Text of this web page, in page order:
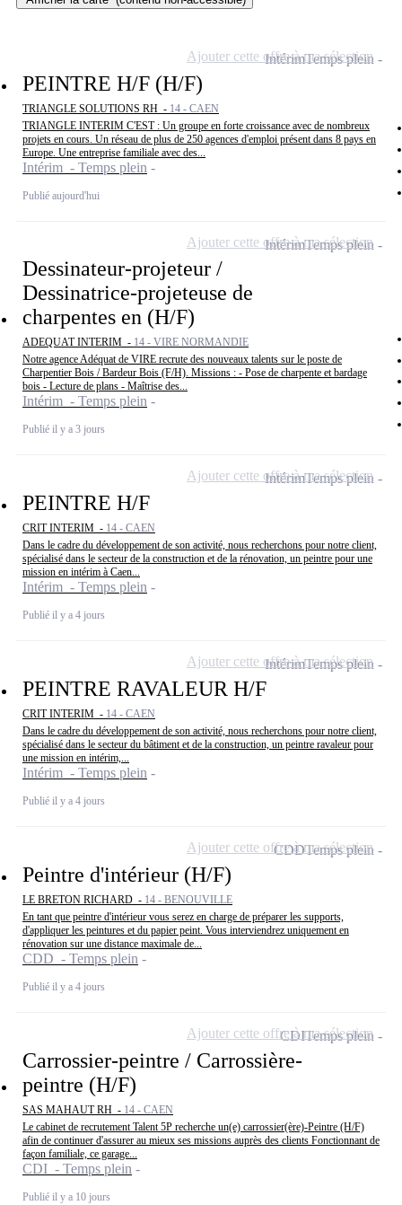
PEINTRE H/F (H/F)
TRIANGLE SOLUTIONS RH - 14 - CAEN
TRIANGLE INTERIM C'EST : Un groupe en forte croissance avec de nombreux
projets en cours. Un réseau de plus de 250 agences d'emploi présent dans 8 pays en
Europe. Une entreprise familiale avec des...
Intérim - Temps plein
Publié aujourd'hui
IntérimTemps plein
Ajouter cette offre à ma sélection
Dessinateur-projeteur /
Dessinatrice-projeteuse de
charpentes en (H/F)
ADEQUAT INTERIM - 14 - VIRE NORMANDIE
Notre agence Adéquat de VIRE recrute des nouveaux talents sur le poste de
Charpentier Bois / Bardeur Bois (F/H). Missions : - Pose de charpente et bardage
bois - Lecture de plans - Maîtrise des...
Intérim - Temps plein
Publié il y a 3 jours
IntérimTemps plein
Ajouter cette offre à ma sélection
PEINTRE H/F
CRIT INTERIM - 14 - CAEN
Dans le cadre du développement de son activité, nous recherchons pour notre client,
spécialisé dans le secteur de la construction et de la rénovation, un peintre pour une
mission en intérim à Caen...
Intérim - Temps plein
Publié il y a 4 jours
IntérimTemps plein
Ajouter cette offre à ma sélection
PEINTRE RAVALEUR H/F
CRIT INTERIM - 14 - CAEN
Dans le cadre du développement de son activité, nous recherchons pour notre client,
spécialisé dans le secteur du bâtiment et de la construction, un peintre ravaleur pour
une mission en intérim,...
Intérim - Temps plein
Publié il y a 4 jours
IntérimTemps plein
Ajouter cette offre à ma sélection
Peintre d'intérieur (H/F)
LE BRETON RICHARD - 14 - BENOUVILLE
En tant que peintre d'intérieur vous serez en charge de préparer les supports,
d'appliquer les peintures et du papier peint. Vous interviendrez uniquement en
rénovation sur une distance maximale de...
CDD - Temps plein
Publié il y a 4 jours
CDDTemps plein
Ajouter cette offre à ma sélection
Carrossier-peintre / Carrossière-
peintre (H/F)
SAS MAHAUT RH - 14 - CAEN
Le cabinet de recrutement Talent 5P recherche un(e) carrossier(ère)-Peintre (H/F)
afin de continuer d'assurer au mieux ses missions auprès des clients Fonctionnant de
façon familiale, ce garage...
CDI - Temps plein
Publié il y a 10 jours
CDITemps plein
Ajouter cette offre à ma sélection